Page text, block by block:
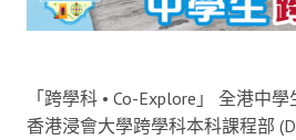
「跨學科 • Co-Explore」 全港中
香港浸會大學跨學科本科課程部